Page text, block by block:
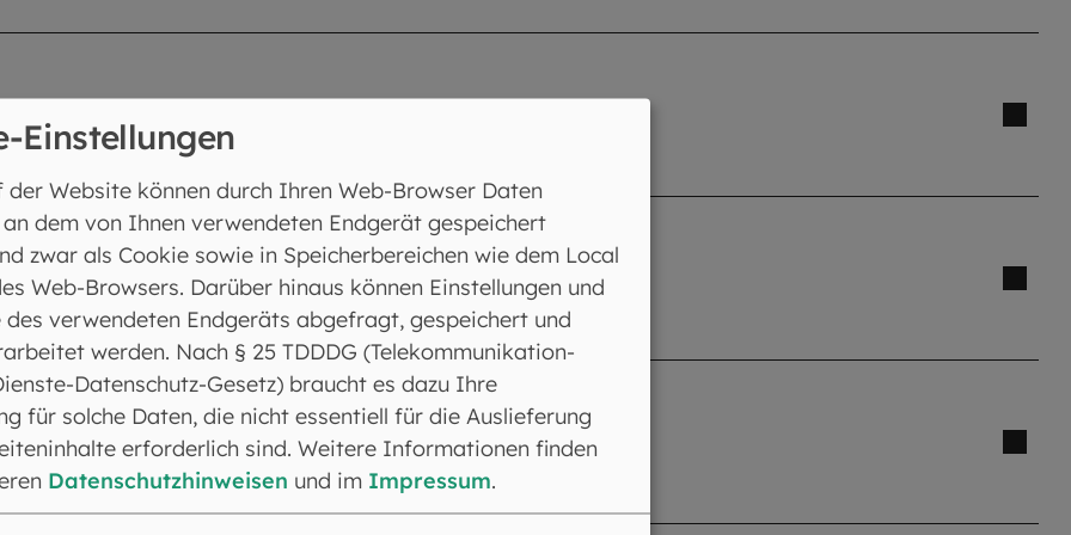
Verkündigung, Haslach, Haslach
Huber
Mariä Himmelfahrt, Asten
Taufe von Michael Fenk
St. Bartholomäus, Überacker
Einstellungen
Website können durch Ihren Web-Browser Daten
dem von Ihnen verwendeten Endgerät gespeichert
zwar als Cookie sowie in Speicherbereichen wie dem Local
Web-Browsers. Darüber hinaus können Einstellungen und
des verwendeten Endgeräts abgefragt, gespeichert und
werden. Nach § 25 TDDDG (Telekommunikation-
Datenschutz-Gesetz) braucht es dazu Ihre
für solche Daten, die nicht essentiell für die Auslieferung
erforderlich sind. Weitere Informationen finden
Datenschutzhinweisen und im Impressum.